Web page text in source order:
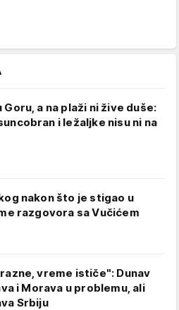
Goru, a na plaži ni žive duše:
i ležaljke nisu ni na
nakon što je stigao u
razgovora sa Vučićem
vreme ističe": Dunav
i Morava u problemu, ali
Srbiju